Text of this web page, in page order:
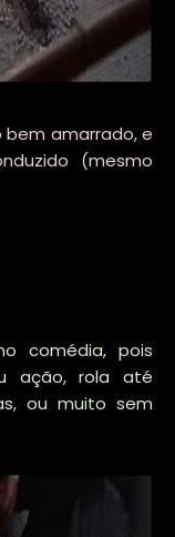
amarrado, e
(mesmo
comédia, pois
ação, rola até
ou muito sem